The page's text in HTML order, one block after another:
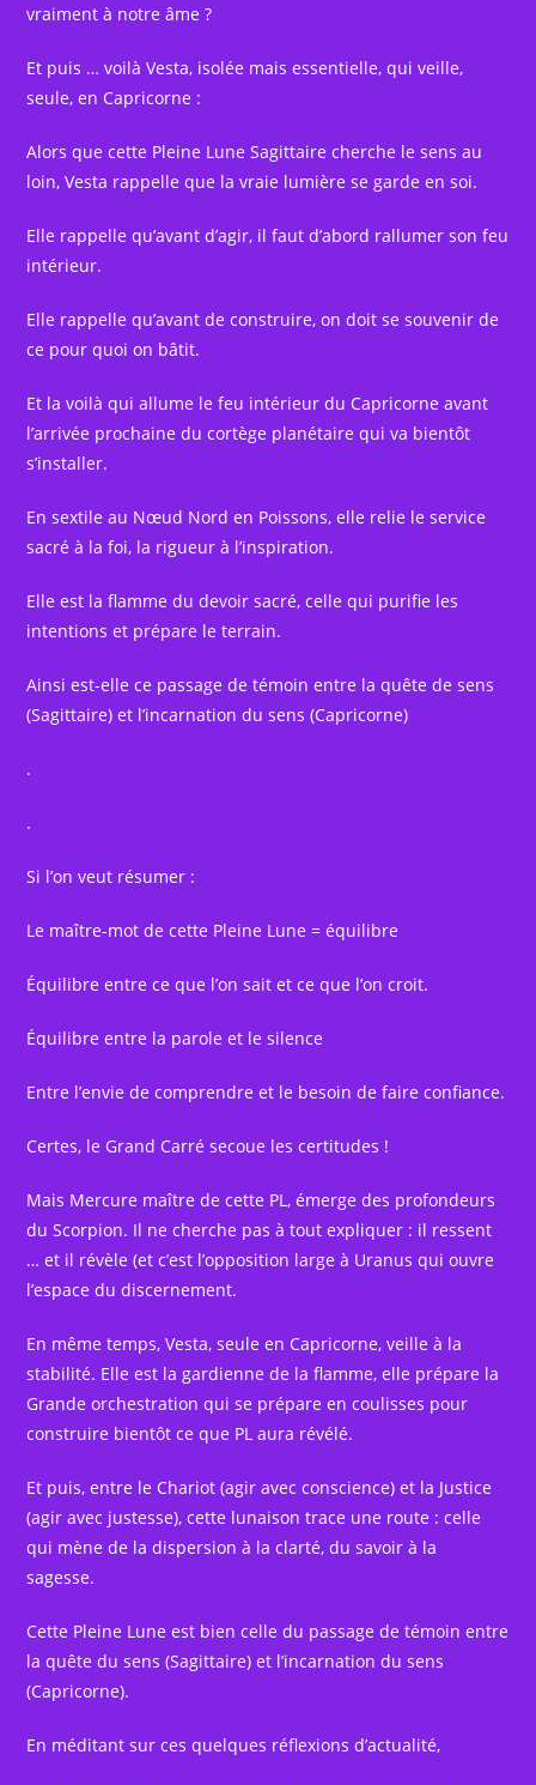
vraiment à notre âme ?
Et puis … voilà Vesta, isolée mais essentielle, qui veille,
seule, en Capricorne :
Alors que cette Pleine Lune Sagittaire cherche le sens au
loin, Vesta rappelle que la vraie lumière se garde en soi.
Elle rappelle qu’avant d’agir, il faut d’abord rallumer son feu
intérieur.
Elle rappelle qu’avant de construire, on doit se souvenir de
ce pour quoi on bâtit.
Et la voilà qui allume le feu intérieur du Capricorne avant
l’arrivée prochaine du cortège planétaire qui va bientôt
s’installer.
En sextile au Nœud Nord en Poissons, elle relie le service
sacré à la foi, la rigueur à l’inspiration.
Elle est la flamme du devoir sacré, celle qui purifie les
intentions et prépare le terrain.
Ainsi est-elle ce passage de témoin entre la quête de sens
(Sagittaire) et l’incarnation du sens (Capricorne)
.
.
Si l’on veut résumer :
Le maître-mot de cette Pleine Lune = équilibre
Équilibre entre ce que l’on sait et ce que l’on croit.
Équilibre entre la parole et le silence
Entre l’envie de comprendre et le besoin de faire confiance.
Certes, le Grand Carré secoue les certitudes !
Mais Mercure maître de cette PL, émerge des profondeurs
du Scorpion. Il ne cherche pas à tout expliquer : il ressent
… et il révèle (et c’est l’opposition large à Uranus qui ouvre
l’espace du discernement.
En même temps, Vesta, seule en Capricorne, veille à la
stabilité. Elle est la gardienne de la flamme, elle prépare la
Grande orchestration qui se prépare en coulisses pour
construire bientôt ce que PL aura révélé.
Et puis, entre le Chariot (agir avec conscience) et la Justice
(agir avec justesse), cette lunaison trace une route : celle
qui mène de la dispersion à la clarté, du savoir à la
sagesse.
Cette Pleine Lune est bien celle du passage de témoin entre
la quête du sens (Sagittaire) et l’incarnation du sens
(Capricorne).
En méditant sur ces quelques réflexions d’actualité,